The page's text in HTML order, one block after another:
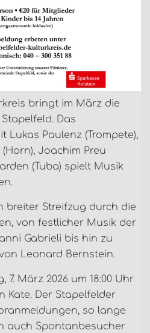
bringt im März die
Stapelfeld. Das
Lukas Paulenz (Trompete),
Joachim Preu
(Tuba) spielt Musik
breiter Streifzug durch die
von festlicher Musik der
Gabrieli bis hin zu
Leonard Bernstein.
7. März 2026 um 18:00 Uhr
Kate. Der Stapelfelder
so lange
auch Spontanbesucher